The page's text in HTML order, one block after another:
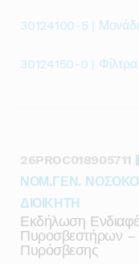
30124100-5 |
30124150-0 |
26PROC018905711
ΝΟΜ.ΓΕΝ.
ΔΙΟΙΚΗΤΗ
Εκδήλωση
Πυροσβεστήρων –
Πυρόσβεσης